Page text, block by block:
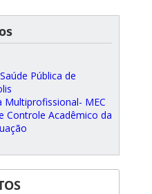
Pública de
Multiprofissional- MEC
Controle Acadêmico da